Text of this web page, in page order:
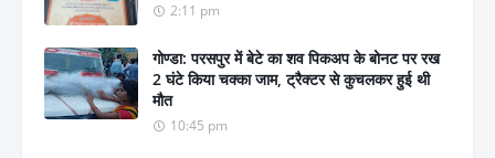
2:11 pm
गोण्डा: परसपुर में बेटे का शव पिकअप के बोनट पर रख
2 घंटे किया चक्का जाम, ट्रैक्टर से कुचलकर हुई थी
मौत
10:45 pm